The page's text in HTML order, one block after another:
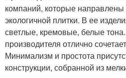
компаний, которые направлены
экологичной плитки. В ее
светлые, кремовые, белые
производителя отлично
Минимализм и простота
конструкции, собранной из